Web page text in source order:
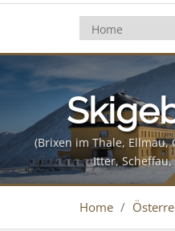
(Brixen im Thale,
Itter,
Home /